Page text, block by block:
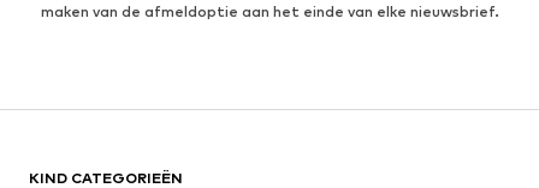
maken van de afmeldoptie aan het einde van elke nieuwsbrief.
KIND CATEGORIEËN